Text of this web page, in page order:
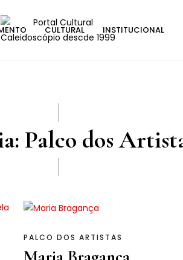
CULTURAL INSTITUCIONAL
Palco dos
PALCO DOS ARTISTAS